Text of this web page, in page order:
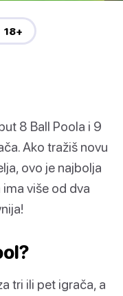
18+
8 Ball Poola i 9
Ako tražiš novu
ovo je najbolja
više od dva
tri ili pet igrača, a